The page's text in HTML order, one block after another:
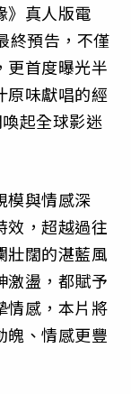
》真人版電
終預告，不僅
更首度曝光半
原味獻唱的經
起全球影迷
模與情感深
效，超越過往
壯闊的湛藍風
激盪，都賦予
情感，本片將
魄、情感更豐